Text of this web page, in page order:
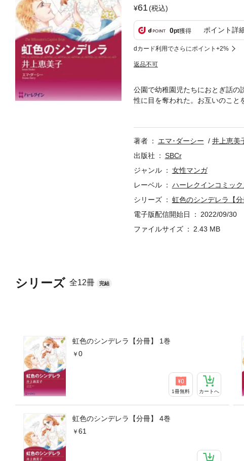
61(税込)
0pt獲得 ポイント詳
dカード利用でさらにポイント+2%
返品不可
シリーズ 全12冊 完結
虹色のシンデレラ【分冊】 1巻
0
1冊無料 カートへ
虹色のシンデレラ【分冊】 4巻
61
公園で幼稚園児たちにおとぎ話の
性に目を奪われた。お互いのこと
の花婿にしたい男性ナンバー･ワ
著者 エマ･ダーシー
井上恵美
出版社
SBCr
ジャンル
女性マンガ
レーベル
ハーレクインコミック
シリーズ
虹色のシンデレラ【分
電子版配信開始日
2022/09/30
ファイルサイズ
2.43 MB